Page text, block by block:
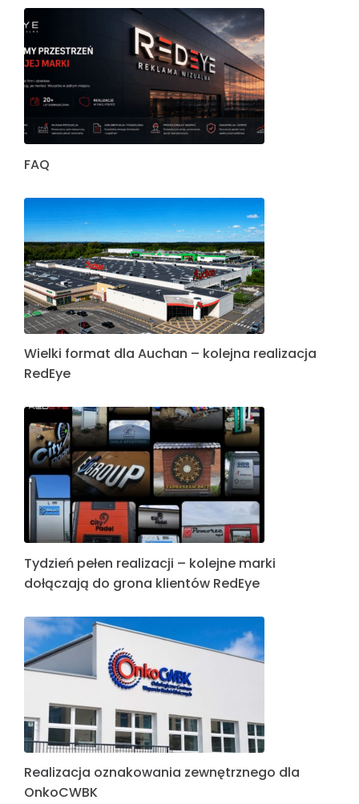
FAQ
Wielki format dla Auchan – kolejna realizacja
RedEye
Tydzień pełen realizacji – kolejne marki
dołączają do grona klientów RedEye
Realizacja oznakowania zewnętrznego dla
OnkoCWBK